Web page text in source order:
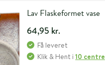
Lav Flaskeformet vase
64,95 kr.
Få leveret
Klik & Hent i10 centre